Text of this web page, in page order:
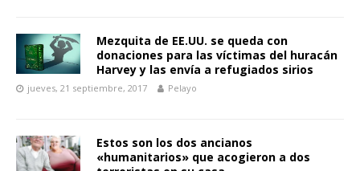
Mezquita de EE.UU. se queda con
donaciones para las víctimas del huracán
Harvey y las envía a refugiados sirios
jueves, 21 septiembre, 2017 Pelayo
Estos son los dos ancianos
«humanitarios» que acogieron a dos